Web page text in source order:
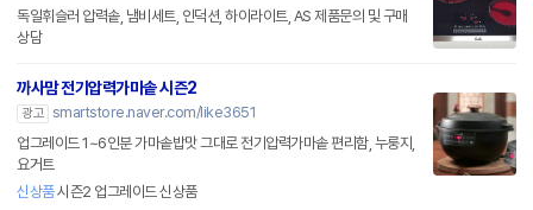
독일휘슬러 압력솥, 냄비세트, 인덕션, 하이라이트, AS 제품문의 및 구매
상담
까사맘 전기압력가마솥 시즌2
광고 smartstore.naver.com/like3651
업그레이드 1~6인분 가마솥밥맛 그대로 전기압력가마솥 편리함, 누룽지,
요거트
신상품시즌2 업그레이드 신상품